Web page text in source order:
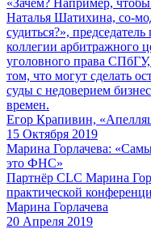
Наталья Шатихина, со-
судиться?»,
коллегии арбитражного
уголовного права
том, что могут сделать
суды с недоверием
времен.
Егор Крапивин,
15 Октября 2019
Марина Горлачева:
это ФНС»
Партнёр CLC Марина
практической
Марина Горлачева
20 Апреля 2019